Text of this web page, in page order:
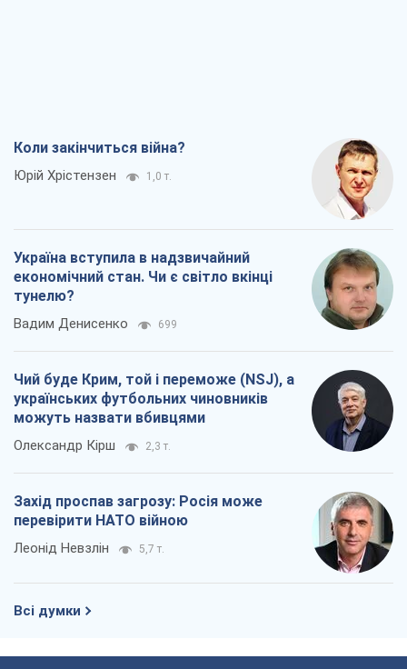
Коли закінчиться війна?
Юрій Хрістензен 1,0 т.
Україна вступила в надзвичайний
економічний стан. Чи є світло вкінці
тунелю?
Вадим Денисенко 699
Чий буде Крим, той і переможе (NSJ), а
українських футбольних чиновників
можуть назвати вбивцями
Олександр Кірш 2,3 т.
Захід проспав загрозу: Росія може
перевірити НАТО війною
Леонід Невзлін 5,7 т.
Всі думки